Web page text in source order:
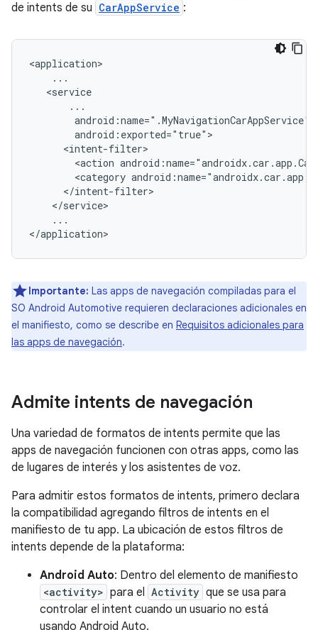
de intents de su CarAppService :
<action
<category
...
Importante: Las apps de navegación compiladas para el
SO Android Automotive requieren declaraciones adicionales en
el manifiesto, como se describe en Requisitos adicionales para
las apps de navegación.
Admite intents de navegación
Una variedad de formatos de intents permite que las
apps de navegación funcionen con otras apps, como las
de lugares de interés y los asistentes de voz.
Para admitir estos formatos de intents, primero declara
la compatibilidad agregando filtros de intents en el
manifiesto de tu app. La ubicación de estos filtros de
intents depende de la plataforma:
Android Auto: Dentro del elemento de manifiesto
<activity> para el Activity que se usa para
controlar el intent cuando un usuario no está
usando Android Auto.